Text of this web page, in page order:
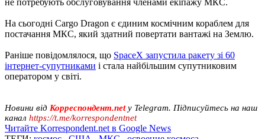
На сьогодні Cargo Dragon є єдиним космічним кораблем для
постачання МКС, який здатний повертати вантажі на Землю.
Раніше повідомлялося, що SpaceX запустила ракету зі 60
інтернет-супутниками і стала найбільшим супутниковим
оператором у світі.
Новини від Корреспондент.net у Telegram. Підписуйтесь на наш
канал https://t.me/korrespondentnet
Читайте Korrespondent.net в Google News